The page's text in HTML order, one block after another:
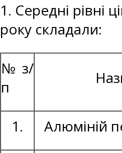
1. Середні рівні
року складали:
№ з/
п
1. Алюміній